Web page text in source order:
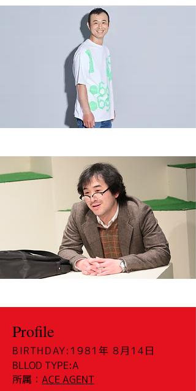
Profile
BIRTHDAY:1981年 8月14日
BLLOD TYPE:A
所属： ACE AGENT